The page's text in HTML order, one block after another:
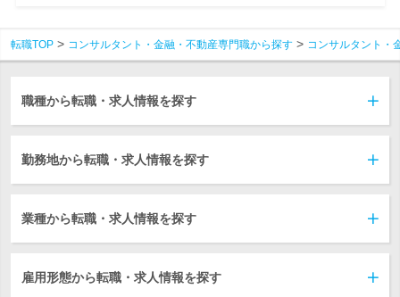
転職TOP コンサルタント・金融・不動産専門職から探す コンサルタント・
職種から転職・求人情報を探す
勤務地から転職・求人情報を探す
業種から転職・求人情報を探す
雇用形態から転職・求人情報を探す